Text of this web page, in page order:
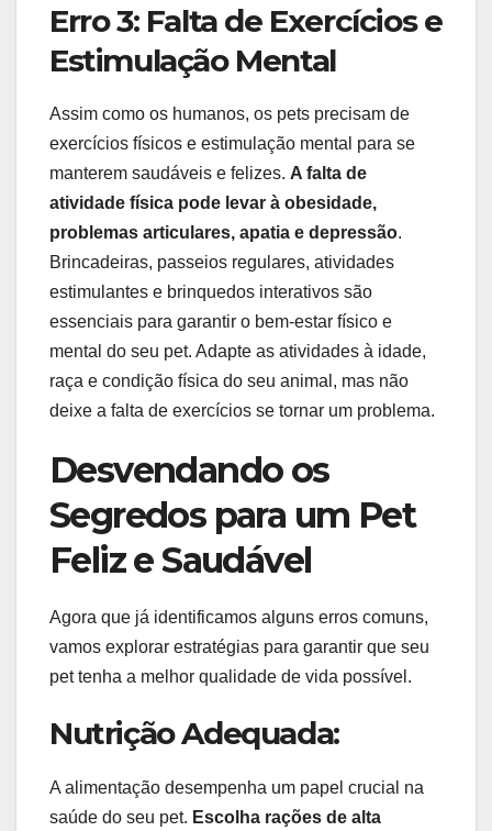
Erro 3: Falta de Exercícios e
Estimulação Mental
Assim como os humanos, os pets precisam de
exercícios físicos e estimulação mental para se
manterem saudáveis e felizes. A falta de
atividade física pode levar à obesidade,
problemas articulares, apatia e depressão.
Brincadeiras, passeios regulares, atividades
estimulantes e brinquedos interativos são
essenciais para garantir o bem-estar físico e
mental do seu pet. Adapte as atividades à idade,
raça e condição física do seu animal, mas não
deixe a falta de exercícios se tornar um problema.
Desvendando os
Segredos para um Pet
Feliz e Saudável
Agora que já identificamos alguns erros comuns,
vamos explorar estratégias para garantir que seu
pet tenha a melhor qualidade de vida possível.
Nutrição Adequada:
A alimentação desempenha um papel crucial na
saúde do seu pet. Escolha rações de alta